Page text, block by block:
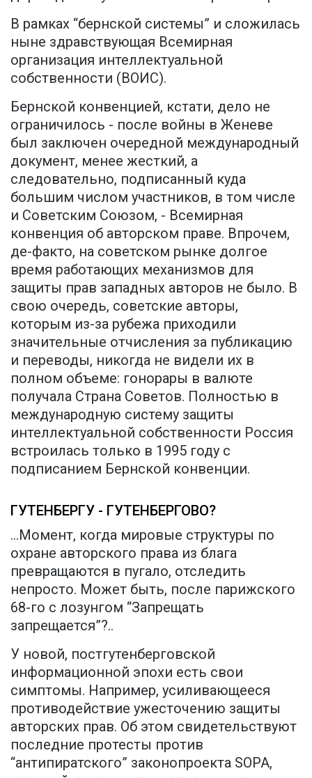
В рамках “бернской системы” и сложилась
ныне здравствующая Всемирная
организация интеллектуальной
собственности (ВОИС).
Бернской конвенцией, кстати, дело не
ограничилось - после войны в Женеве
был заключен очередной международный
документ, менее жесткий, а
следовательно, подписанный куда
большим числом участников, в том числе
и Советским Союзом, - Всемирная
конвенция об авторском праве. Впрочем,
де-факто, на советском рынке долгое
время работающих механизмов для
защиты прав западных авторов не было. В
свою очередь, советские авторы,
которым из-за рубежа приходили
значительные отчисления за публикацию
и переводы, никогда не видели их в
полном объеме: гонорары в валюте
получала Страна Советов. Полностью в
международную систему защиты
интеллектуальной собственности Россия
встроилась только в 1995 году с
подписанием Бернской конвенции.
ГУТЕНБЕРГУ - ГУТЕНБЕРГОВО?
...Момент, когда мировые структуры по
охране авторского права из блага
превращаются в пугало, отследить
непросто. Может быть, после парижского
68-го с лозунгом “Запрещать
запрещается”?..
У новой, постгутенберговской
информационной эпохи есть свои
симптомы. Например, усиливающееся
противодействие ужесточению защиты
авторских прав. Об этом свидетельствуют
последние протесты против
“антипиратского” законопроекта SOPA,